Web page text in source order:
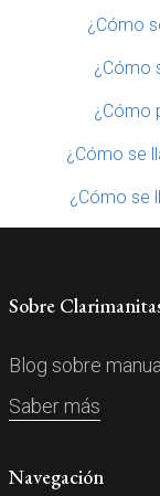
¿Cómo
¿Cómo
¿Cómo
¿Cómo se
¿Cómo se
Sobre
Blog sobre
Saber más
Navegación